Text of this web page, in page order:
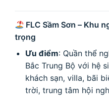
FLC Sầm Sơn – Khu
trọng
Ưu điểm: Quần thể
Bắc Trung Bộ với hệ
khách sạn, villa, bãi
trời, trung tâm hội